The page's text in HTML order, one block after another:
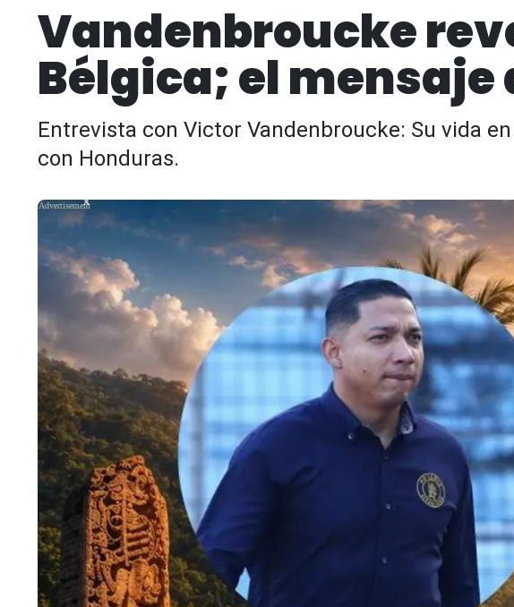
Vandenbroucke
Bélgica; el mensaje
Entrevista con Victor Vandenbroucke: Su vida
con Honduras.
X
X